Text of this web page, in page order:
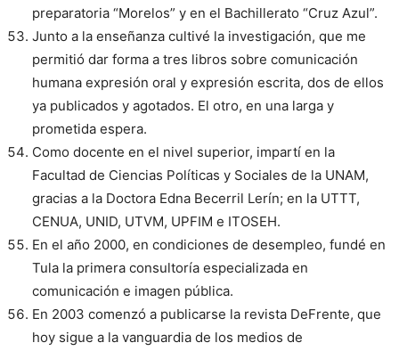
preparatoria “Morelos” y en el Bachillerato “Cruz Azul”.
Junto a la enseñanza cultivé la investigación, que me
permitió dar forma a tres libros sobre comunicación
humana expresión oral y expresión escrita, dos de ellos
ya publicados y agotados. El otro, en una larga y
prometida espera.
Como docente en el nivel superior, impartí en la
Facultad de Ciencias Políticas y Sociales de la UNAM,
gracias a la Doctora Edna Becerril Lerín; en la UTTT,
CENUA, UNID, UTVM, UPFIM e ITOSEH.
En el año 2000, en condiciones de desempleo, fundé en
Tula la primera consultoría especializada en
comunicación e imagen pública.
En 2003 comenzó a publicarse la revista DeFrente, que
hoy sigue a la vanguardia de los medios de